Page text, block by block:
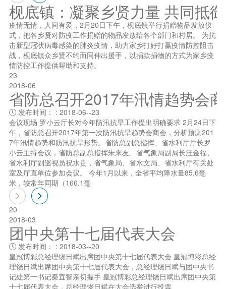
枧底镇：凝聚乡贤力量 共同抵
疫情无情，人间有爱，2月20日下午，枧底镇举行捐赠物品发放仪
式，把各乡贤对防疫工作捐赠的物品发放给各个部门和村居。 为抗
击新型冠状病毒感染的肺炎疫情，助力家乡打好打赢疫情防控阻击
战，枧底镇众乡贤不约而同伸出援手，以捐款捐物的方式为家乡疫
情防控工作提供帮助和支持。
23
2018-06
省防总召开2017年汛情趋势会
发布时间： : 2018-06--23
会议现场 罗小云厅长对今年防汛抗旱工作提出明确要求 2月24日下
午，省防总召开2017年第一次防汛抗旱趋势会商会，分析预测201
7年汛情趋势和防汛抗旱形势。省防总副总指挥、省水利厅厅长罗
小云主持会议，省防总副总指挥朱来友、省气象局副局长汪金福、
省水利厅副巡视员祝水贵，省气象局、省水文局、省水利厅有关处
室及厅直单位参加会议。 今年1月以来，全省平均降水量85.6毫
米，较常年同期（166.1毫
20
2018-03
团中央第十七届代表大会
发布时间： : 2018-03--20
皇冠博彩总经理饶日斌出席团中央第十七届代表大会 皇冠博彩总经
理饶日斌出席团中央第十七届代表大会，总经理饶日斌与团中央书
记处笫一书记秦宜智亲切握手 皇冠博彩总经理饶日斌出席团中央第
十七届代表大会，总经理饶日斌在大会选举进行投票